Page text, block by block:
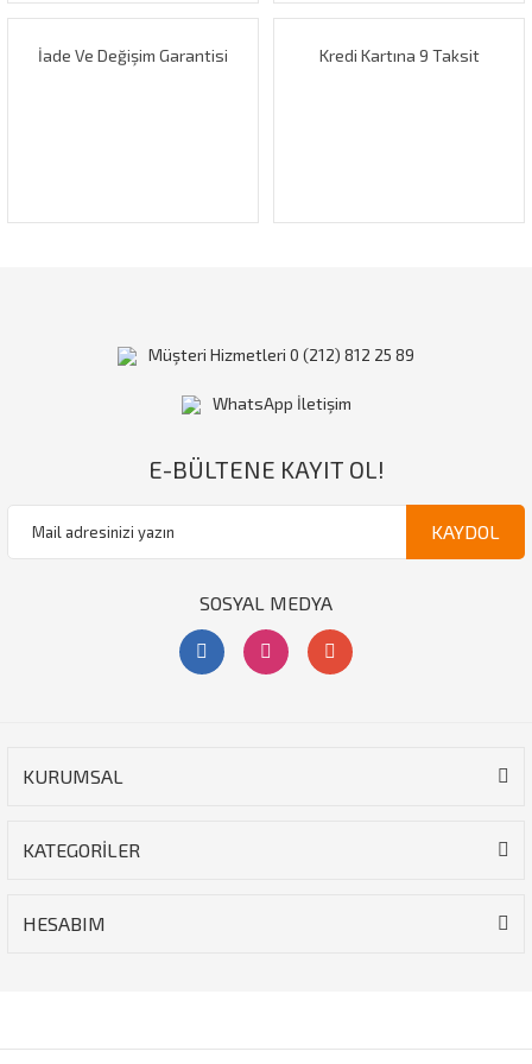
İade Ve Değişim Garantisi Kredi Kartına 9 Taksit
KURUMSAL
KATEGORİLER
HESABIM
Müşteri Hizmetleri 0 (212) 812 25 89
WhatsApp İletişim
E-BÜLTENE KAYIT OL!
KAYDOL
SOSYAL MEDYA